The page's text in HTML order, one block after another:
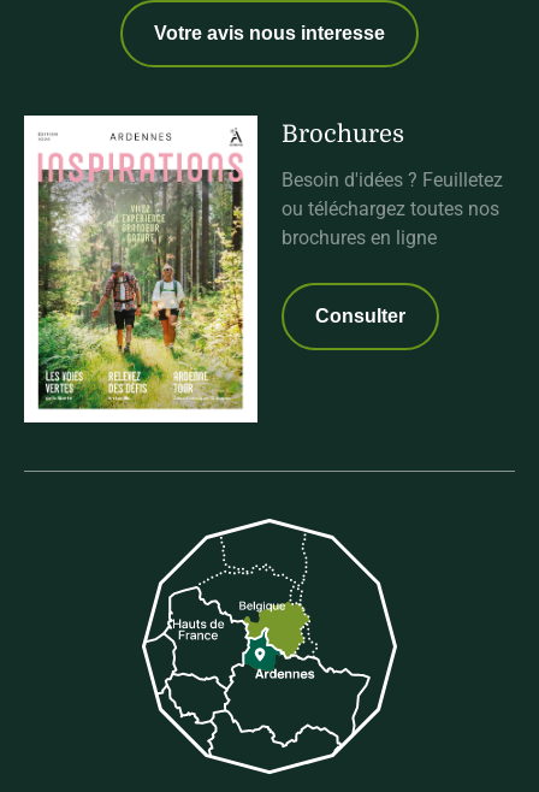
Votre avis nous interesse
Brochures
Besoin d'idées ? Feuilletez
ou téléchargez toutes nos
brochures en ligne
Consulter